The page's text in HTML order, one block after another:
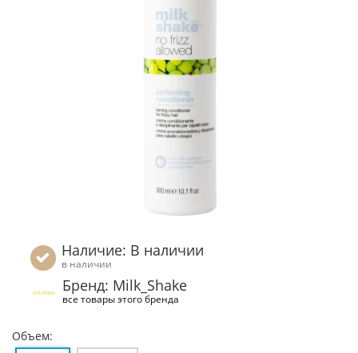
Наличие: В наличии
в наличии
Бренд: Milk_Shake
все товары этого бренда
Объем: